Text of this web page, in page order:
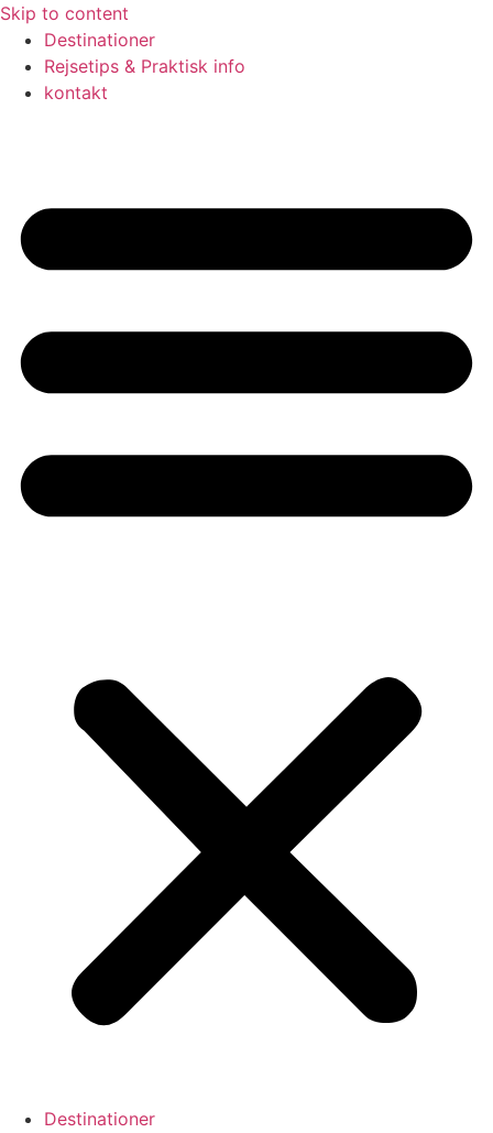
Skip to content
Destinationer
Rejsetips & Praktisk info
kontakt
Destinationer